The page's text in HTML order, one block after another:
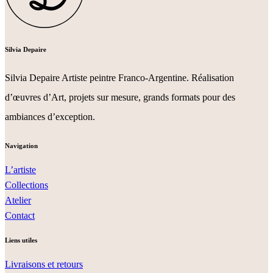
Silvia Depaire
Silvia Depaire Artiste peintre Franco-Argentine. Réalisation
d’œuvres d’Art, projets sur mesure, grands formats pour des
ambiances d’exception.
Navigation
L’artiste
Collections
Atelier
Contact
Liens utiles
Livraisons et retours